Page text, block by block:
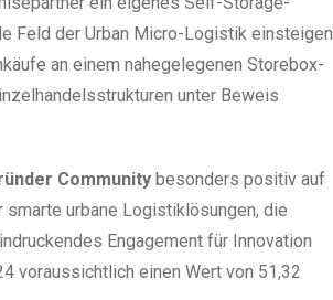
Feld der Urban Micro-Logistik einsteigen
an einem nahegelegenen Storebox-
unter Beweis
Community besonders positiv auf
smarte urbane Logistiklösungen, die
Engagement für Innovation
voraussichtlich einen Wert von 51,32